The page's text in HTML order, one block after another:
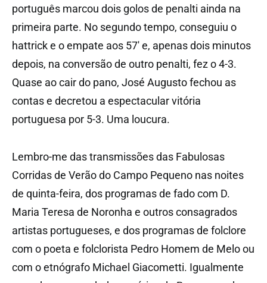
português marcou dois golos de penalti ainda na
primeira parte. No segundo tempo, conseguiu o
hattrick e o empate aos 57′ e, apenas dois minutos
depois, na conversão de outro penalti, fez o 4-3.
Quase ao cair do pano, José Augusto fechou as
contas e decretou a espectacular vitória
portuguesa por 5-3. Uma loucura.
Lembro-me das transmissões das Fabulosas
Corridas de Verão do Campo Pequeno nas noites
de quinta-feira, dos programas de fado com D.
Maria Teresa de Noronha e outros consagrados
artistas portugueses, e dos programas de folclore
com o poeta e folclorista Pedro Homem de Melo ou
com o etnógrafo Michael Giacometti. Igualmente